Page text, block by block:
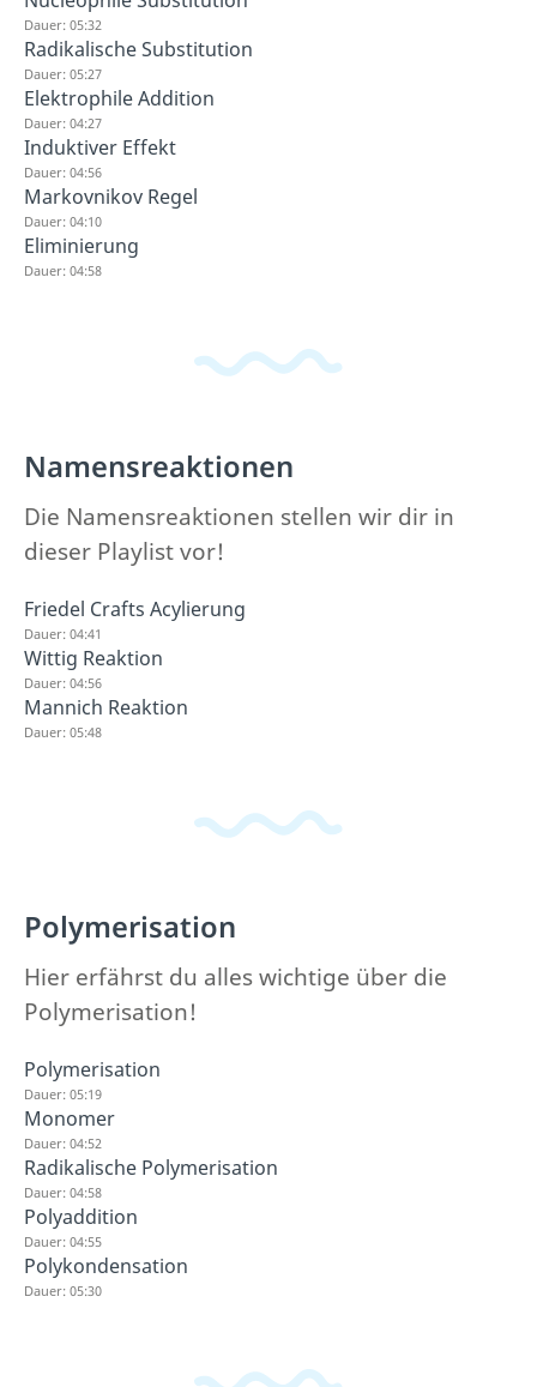
Dauer: 05:32
Radikalische Substitution
Dauer: 05:27
Elektrophile Addition
Dauer: 04:27
Induktiver Effekt
Dauer: 04:56
Markovnikov Regel
Dauer: 04:10
Eliminierung
Dauer: 04:58
Namensreaktionen
Die Namensreaktionen stellen wir dir in
dieser Playlist vor!
Friedel Crafts Acylierung
Dauer: 04:41
Wittig Reaktion
Dauer: 04:56
Mannich Reaktion
Dauer: 05:48
Polymerisation
Hier erfährst du alles wichtige über die
Polymerisation!
Polymerisation
Dauer: 05:19
Monomer
Dauer: 04:52
Radikalische Polymerisation
Dauer: 04:58
Polyaddition
Dauer: 04:55
Polykondensation
Dauer: 05:30